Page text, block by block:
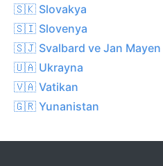
🇸🇰 Slovakya
🇸🇮 Slovenya
🇸🇯 Svalbard ve Jan Mayen
🇺🇦 Ukrayna
🇻🇦 Vatikan
🇬🇷 Yunanistan